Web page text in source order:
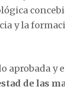
y la
aprobada
de las